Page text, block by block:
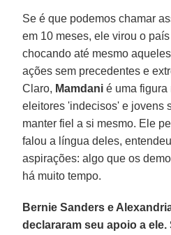
Se é que podemos chamar
em 10 meses, ele virou o
chocando até mesmo
ações sem precedentes e
Claro, Mamdani é uma figura
eleitores 'indecisos' e jovens
manter fiel a si mesmo. Ele
falou a língua deles,
aspirações: algo que os
há muito tempo.
Bernie Sanders e
declararam seu apoio a